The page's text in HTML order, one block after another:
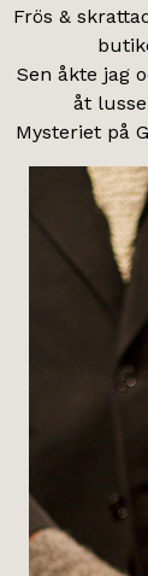
Frös &
Sen åkte jag
åt
Mysteriet på